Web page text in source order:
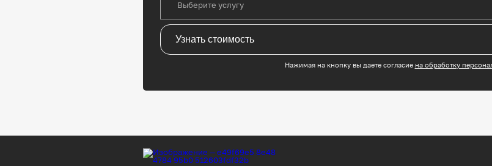
Узнать стоимость
Нажимая на кнопку вы даете согласие на обработку